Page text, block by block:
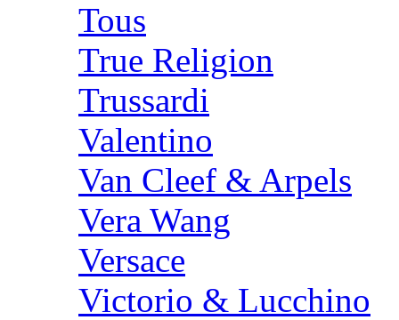
Tous
True Religion
Trussardi
Valentino
Van Cleef & Arpels
Vera Wang
Versace
Victorio & Lucchino